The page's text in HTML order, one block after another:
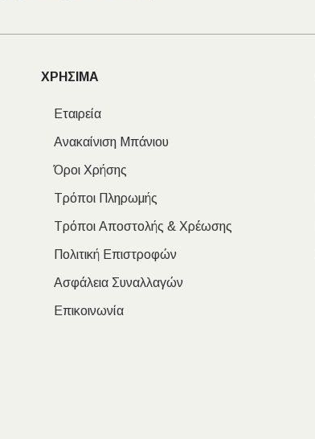
ΧΡΗΣΙΜΑ
Εταιρεία
Ανακαίνιση Μπάνιου
Όροι Χρήσης
Τρόποι Πληρωμής
Τρόποι Αποστολής & Χρέωσης
Πολιτική Επιστροφών
Ασφάλεια Συναλλαγών
Επικοινωνία